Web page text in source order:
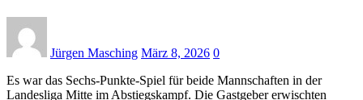
Jürgen Masching März 8, 2026 0
Es war das Sechs-Punkte-Spiel für beide Mannschaften in der
Landesliga Mitte im Abstiegskampf. Die Gastgeber erwischten